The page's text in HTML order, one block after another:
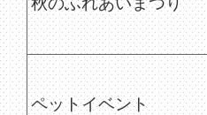
ペットイベント